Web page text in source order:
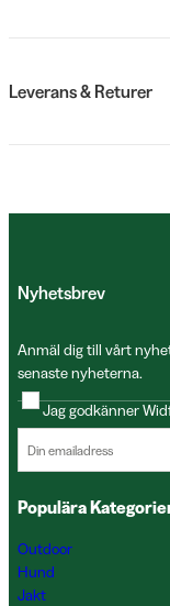
Leverans & Returer
Nyhetsbrev
Anmäl dig till vårt
senaste nyheterna.
Jag godkänner
Populära
Outdoor
Hund
Jakt